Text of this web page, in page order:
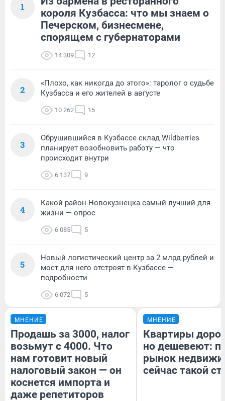
1
короля Кузбасса: что мы знаем о
Печерском, бизнесмене,
спорящем с губернаторами
14 309 12
2
«Плохо, как никогда до этого»: таролог о судьбе
Кузбасса и его жителей в августе
10 262 15
3
Обрушившийся в Кузбассе склад Wildberries
планирует возобновить работу — что
происходит внутри
6 137 9
4
Какой район Новокузнецка самый лучший для
жизни — опрос
6 085 5
5
Новый логистический центр за 2 млрд рублей и
мост для него отстроят в Кузбассе —
подробности
6 072 5
МНЕНИЕ
Продашь за 3000, налог
возьмут с 4000. Что
нам готовит новый
налоговый закон — он
коснется импорта и
даже репетиторов
МНЕНИЕ
Квартиры
но дешевеют:
рынок
сейчас такой